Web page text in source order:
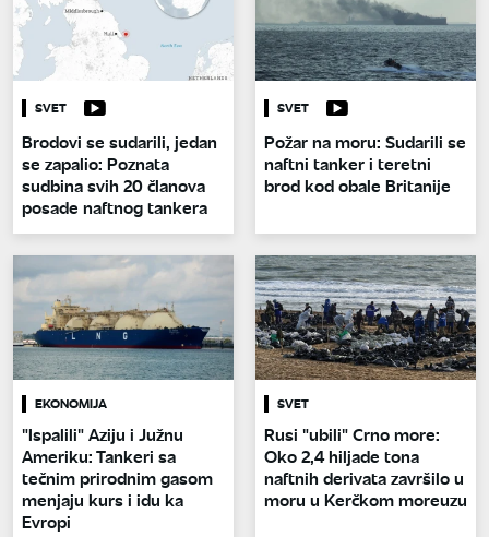
SVET
Brodovi se sudarili, jedan
se zapalio: Poznata
sudbina svih 20 članova
posade naftnog tankera
SVET
Požar na moru: Sudarili se
naftni tanker i teretni
brod kod obale Britanije
EKONOMIJA
"Ispalili" Aziju i Južnu
Ameriku: Tankeri sa
tečnim prirodnim gasom
menjaju kurs i idu ka
Evropi
SVET
Rusi "ubili" Crno more:
Oko 2,4 hiljade tona
naftnih derivata završilo u
moru u Kerčkom moreuzu